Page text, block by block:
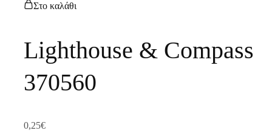
Στο καλάθι
Lighthouse & Compass
370560
0,25€